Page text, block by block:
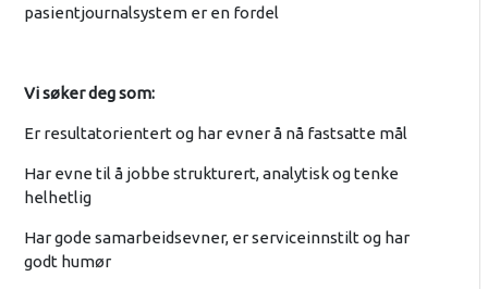
pasientjournalsystem er en fordel
Vi søker deg som:
Er resultatorientert og har evner å nå fastsatte mål
Har evne til å jobbe strukturert, analytisk og tenke
helhetlig
Har gode samarbeidsevner, er serviceinnstilt og har
godt humør